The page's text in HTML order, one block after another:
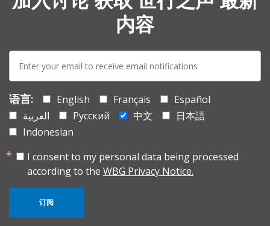
内容
mail:
语言: English Français
Español
العربية
Русский 中文
日本語
Indonesian
I consent to my personal data being processed
according to the WBG Privacy Notice.
订阅